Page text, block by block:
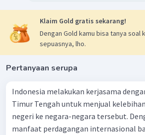
Klaim Gold gratis sekarang!
Dengan Gold kamu bisa tanya soal
sepuasnya, lho.
Pertanyaan serupa
Indonesia melakukan kerjasama
Timur Tengah untuk menjual
negeri ke negara-negara tersebut.
manfaat perdagangan internasional